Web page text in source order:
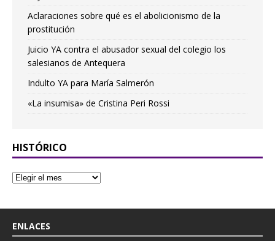
Aclaraciones sobre qué es el abolicionismo de la
prostitución
Juicio YA contra el abusador sexual del colegio los
salesianos de Antequera
Indulto YA para María Salmerón
«La insumisa» de Cristina Peri Rossi
HISTÓRICO
ENLACES